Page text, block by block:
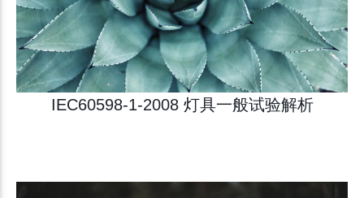
IEC60598-1-2008 灯具一般试验解析